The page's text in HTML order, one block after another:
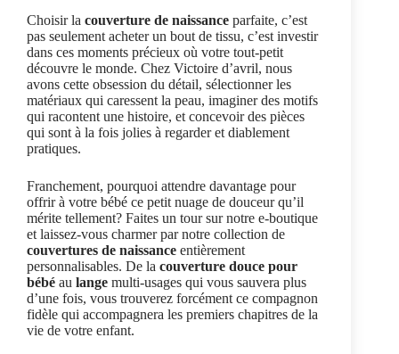
Choisir la couverture de naissance parfaite, c’est
pas seulement acheter un bout de tissu, c’est investir
dans ces moments précieux où votre tout-petit
découvre le monde. Chez Victoire d’avril, nous
avons cette obsession du détail, sélectionner les
matériaux qui caressent la peau, imaginer des motifs
qui racontent une histoire, et concevoir des pièces
qui sont à la fois jolies à regarder et diablement
pratiques.
Franchement, pourquoi attendre davantage pour
offrir à votre bébé ce petit nuage de douceur qu’il
mérite tellement? Faites un tour sur notre e-boutique
et laissez-vous charmer par notre collection de
couvertures de naissance entièrement
personnalisables. De la couverture douce pour
bébé au lange multi-usages qui vous sauvera plus
d’une fois, vous trouverez forcément ce compagnon
fidèle qui accompagnera les premiers chapitres de la
vie de votre enfant.